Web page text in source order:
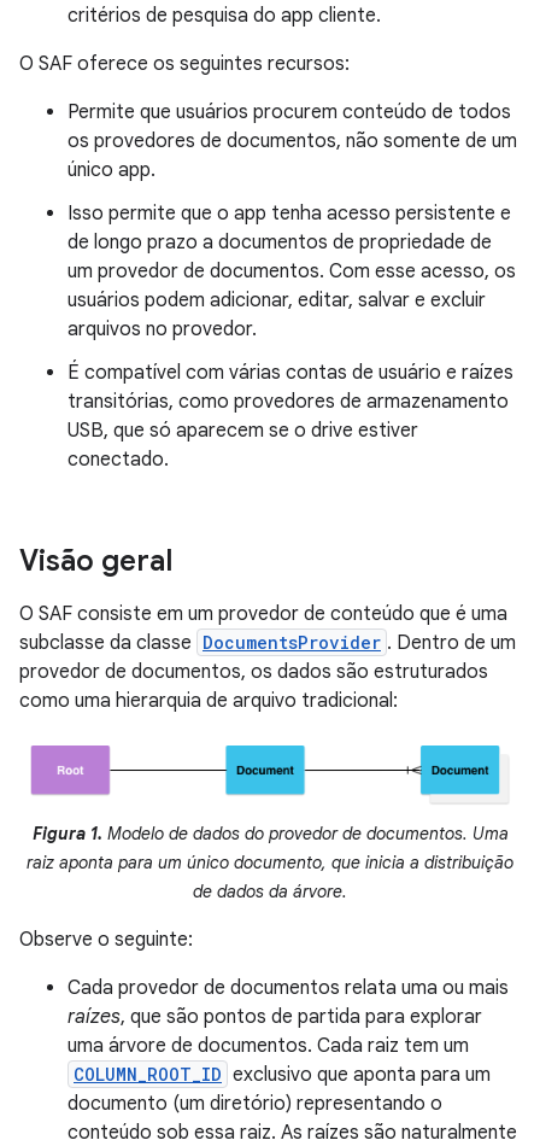
critérios de pesquisa do app cliente.
O SAF oferece os seguintes recursos:
Permite que usuários procurem conteúdo de todos
os provedores de documentos, não somente de um
único app.
Isso permite que o app tenha acesso persistente e
de longo prazo a documentos de propriedade de
um provedor de documentos. Com esse acesso, os
usuários podem adicionar, editar, salvar e excluir
arquivos no provedor.
É compatível com várias contas de usuário e raízes
transitórias, como provedores de armazenamento
USB, que só aparecem se o drive estiver
conectado.
Visão geral
O SAF consiste em um provedor de conteúdo que é uma
subclasse da classe DocumentsProvider . Dentro de um
provedor de documentos, os dados são estruturados
como uma hierarquia de arquivo tradicional:
Figura 1. Modelo de dados do provedor de documentos. Uma
raiz aponta para um único documento, que inicia a distribuição
de dados da árvore.
Observe o seguinte:
Cada provedor de documentos relata uma ou mais
raízes, que são pontos de partida para explorar
uma árvore de documentos. Cada raiz tem um
COLUMN_ROOT_ID exclusivo que aponta para um
documento (um diretório) representando o
conteúdo sob essa raiz. As raízes são naturalmente